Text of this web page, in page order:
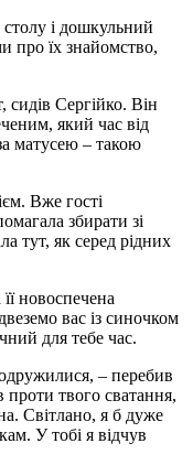
і дошкульний
про їх знайомство,
Сергійко. Він
який час від
матусею – такою
Вже гості
збирати зі
тут, як серед рідних
новоспечена
вас із синочком
для тебе час.
– перебив
твого сватання,
Світлано, я б дуже
У тобі я відчув